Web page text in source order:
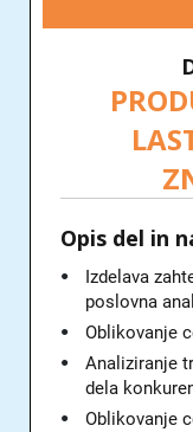
Opis del in
Izdelava
poslovna
Oblikovanje
Analiziranje
dela
Oblikovanje